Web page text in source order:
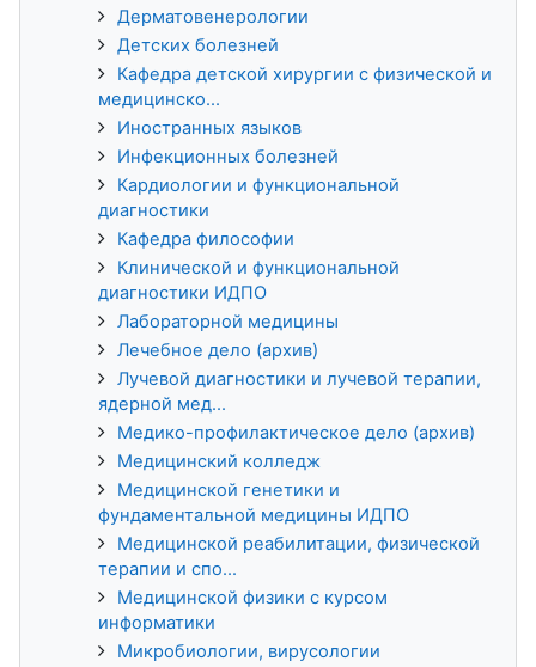
Дерматовенерологии
Детских болезней
Кафедра детской хирургии с физической и
медицинско...
Иностранных языков
Инфекционных болезней
Кардиологии и функциональной
диагностики
Кафедра философии
Клинической и функциональной
диагностики ИДПО
Лабораторной медицины
Лечебное дело (архив)
Лучевой диагностики и лучевой терапии,
ядерной мед...
Медико-профилактическое дело (архив)
Медицинский колледж
Медицинской генетики и
фундаментальной медицины ИДПО
Медицинской реабилитации, физической
терапии и спо...
Медицинской физики с курсом
информатики
Микробиологии, вирусологии